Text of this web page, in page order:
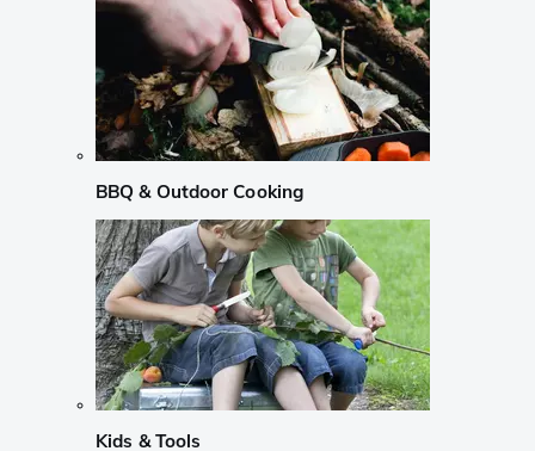
BBQ & Outdoor Cooking
Kids & Tools